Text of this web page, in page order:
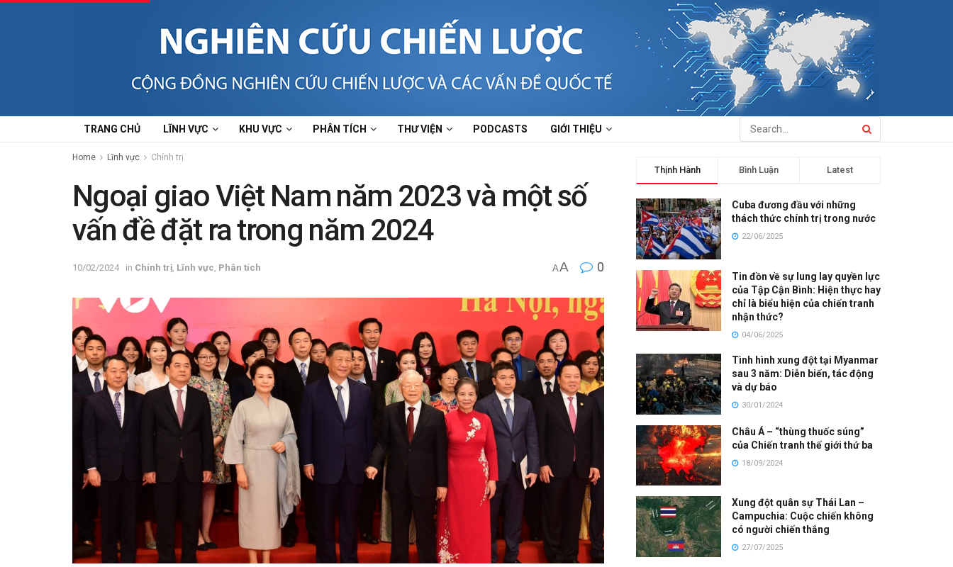
TRANG CHỦ LĨNH VỰC KHU VỰC PHÂN TÍCH THƯ VIỆN PODCASTS GIỚI THIỆU
Home Lĩnh vực Chính trị
Ngoại giao Việt Nam năm 2023 và một số
vấn đề đặt ra trong năm 2024
10/02/2024 in Chính trị Lĩnh vực Phân tích AA 0
Thịnh Hành Bình Luận Latest
Cuba đương đầu với những
thách thức chính trị trong nước
22/06/2025
Tin đồn về sự lung lay quyền lực
của Tập Cận Bình: Hiện thực hay
chỉ là biểu hiện của chiến tranh
nhận thức?
04/06/2025
Tình hình xung đột tại Myanmar
sau 3 năm: Diễn biến, tác động
và dự báo
30/01/2024
Châu Á – “thùng thuốc súng”
của Chiến tranh thế giới thứ ba
18/09/2024
Xung đột quân sự Thái Lan –
Campuchia: Cuộc chiến không
có người chiến thắng
27/07/2025